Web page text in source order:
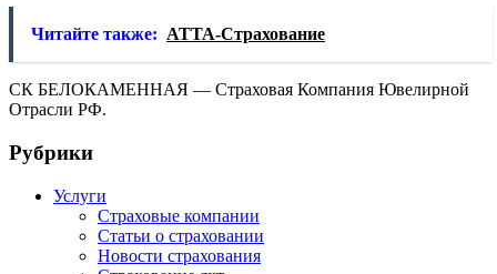
Читайте также: АТТА-Страхование
СК БЕЛОКАМЕННАЯ — Страховая Компания Ювелирной
Отрасли РФ.
Рубрики
Услуги
Страховые компании
Статьи о страховании
Новости страхования